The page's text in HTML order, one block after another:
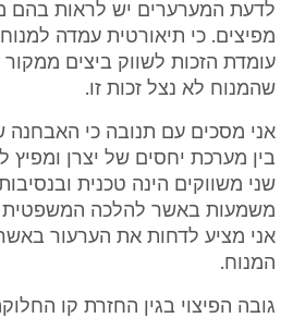
לדעת המערערים יש לראות בהם
מפיצים. כי תיאורטית עמדה
עומדת הזכות לשווק ביצים
שהמנוח לא נצל זכות זו.
אני מסכים עם תנובה כי האבחנה
בין מערכת יחסים של יצרן ומפיץ
שני משווקים הינה טכנית
משמעות באשר להלכה המשפטית
אני מציע לדחות את הערעור
המנוח.
גובה הפיצוי בגין החזרת קו